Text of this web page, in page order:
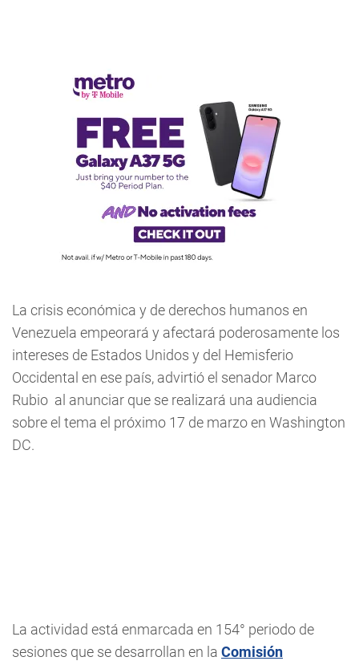
La crisis económica y de derechos humanos en
Venezuela empeorará y afectará poderosamente los
intereses de Estados Unidos y del Hemisferio
Occidental en ese país, advirtió el senador Marco
Rubio al anunciar que se realizará una audiencia
sobre el tema el próximo 17 de marzo en Washington
DC.
La actividad está enmarcada en 154° periodo de
sesiones que se desarrollan en la Comisión